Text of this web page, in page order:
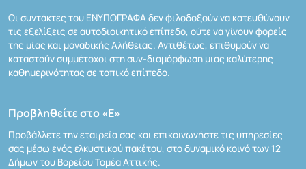
Οι συντάκτες του ΕΝΥΠΟΓΡΑΦΑ δεν φιλοδοξούν να κατευθύνουν
τις εξελίξεις σε αυτοδιοικητικό επίπεδο, ούτε να γίνουν φορείς
της μίας και μοναδικής Αλήθειας. Αντιθέτως, επιθυμούν να
καταστούν συμμέτοχοι στη συν-διαμόρφωση μιας καλύτερης
καθημερινότητας σε τοπικό επίπεδο.
Προβληθείτε στο «Ε»
Προβάλλετε την εταιρεία σας και επικοινωνήστε τις υπηρεσίες
σας μέσω ενός ελκυστικού πακέτου, στο δυναμικό κοινό των 12
Δήμων του Βορείου Τομέα Αττικής.